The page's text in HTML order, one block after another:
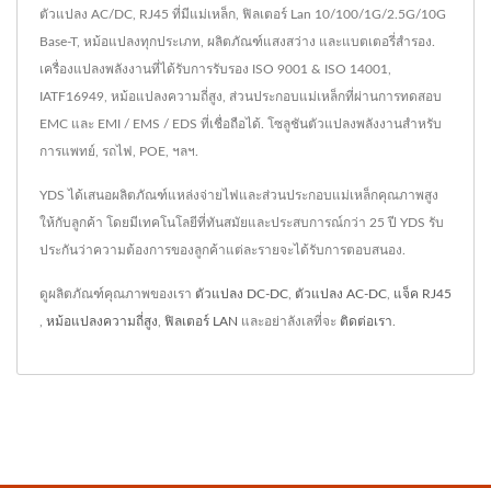
ตัวแปลง AC/DC, RJ45 ที่มีแม่เหล็ก, ฟิลเตอร์ Lan 10/100/1G/2.5G/10G
Base-T, หม้อแปลงทุกประเภท, ผลิตภัณฑ์แสงสว่าง และแบตเตอรี่สำรอง.
เครื่องแปลงพลังงานที่ได้รับการรับรอง ISO 9001 & ISO 14001,
IATF16949, หม้อแปลงความถี่สูง, ส่วนประกอบแม่เหล็กที่ผ่านการทดสอบ
EMC และ EMI / EMS / EDS ที่เชื่อถือได้. โซลูชันตัวแปลงพลังงานสำหรับ
การแพทย์, รถไฟ, POE, ฯลฯ.
YDS ได้เสนอผลิตภัณฑ์แหล่งจ่ายไฟและส่วนประกอบแม่เหล็กคุณภาพสูง
ให้กับลูกค้า โดยมีเทคโนโลยีที่ทันสมัยและประสบการณ์กว่า 25 ปี YDS รับ
ประกันว่าความต้องการของลูกค้าแต่ละรายจะได้รับการตอบสนอง.
ดูผลิตภัณฑ์คุณภาพของเรา ตัวแปลง DC-DC ตัวแปลง AC-DC แจ็ค RJ45
หม้อแปลงความถี่สูง ฟิลเตอร์ LAN และอย่าลังเลที่จะ ติดต่อเรา